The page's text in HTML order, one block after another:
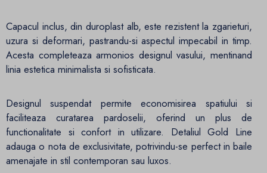
Capacul inclus, din duroplast alb, este rezistent la zgarieturi,
uzura si deformari, pastrandu-si aspectul impecabil in timp.
Acesta completeaza armonios designul vasului, mentinand
linia estetica minimalista si sofisticata.
Designul suspendat permite economisirea spatiului si
faciliteaza curatarea pardoselii, oferind un plus de
functionalitate si confort in utilizare. Detaliul Gold Line
adauga o nota de exclusivitate, potrivindu-se perfect in baile
amenajate in stil contemporan sau luxos.